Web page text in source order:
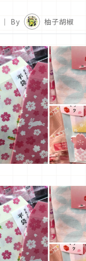
｜ By 柚子胡椒